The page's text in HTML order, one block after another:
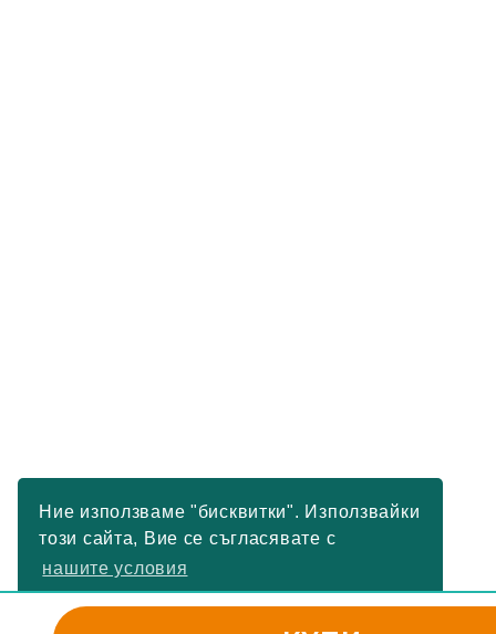
Ние използваме "бисквитки". Използвайки
този сайта, Вие се съгласявате с
нашите условия